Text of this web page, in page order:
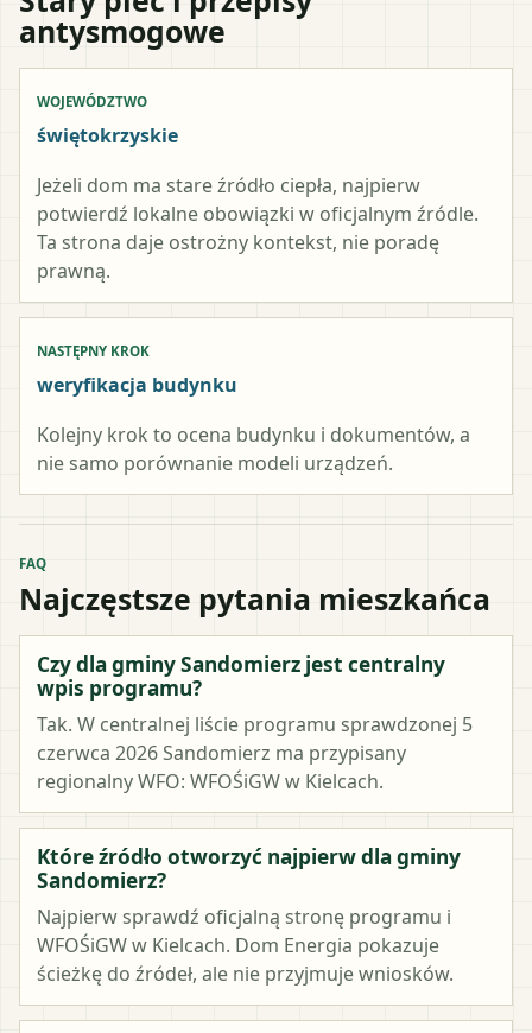
antysmogowe
WOJEWÓDZTWO
świętokrzyskie
Jeżeli dom ma stare źródło ciepła, najpierw
potwierdź lokalne obowiązki w oficjalnym źródle.
Ta strona daje ostrożny kontekst, nie poradę
prawną.
NASTĘPNY KROK
weryfikacja budynku
Kolejny krok to ocena budynku i dokumentów, a
nie samo porównanie modeli urządzeń.
FAQ
Najczęstsze pytania mieszkańca
Czy dla gminy Sandomierz jest centralny
wpis programu?
Tak. W centralnej liście programu sprawdzonej 5
czerwca 2026 Sandomierz ma przypisany
regionalny WFO: WFOŚiGW w Kielcach.
Które źródło otworzyć najpierw dla gminy
Sandomierz?
Najpierw sprawdź oficjalną stronę programu i
WFOŚiGW w Kielcach. Dom Energia pokazuje
ścieżkę do źródeł, ale nie przyjmuje wniosków.